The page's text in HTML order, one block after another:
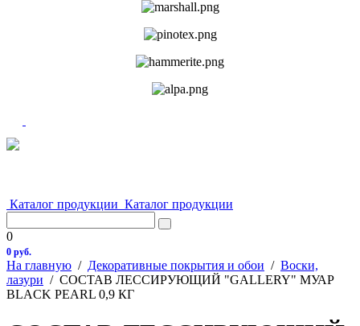
Каталог продукции Каталог продукции
0
0 руб.
На главную / Декоративные покрытия и обои / Воски,
лазури / СОСТАВ ЛЕССИРУЮЩИЙ "GALLERY" МУАР
BLACK PEARL 0,9 КГ